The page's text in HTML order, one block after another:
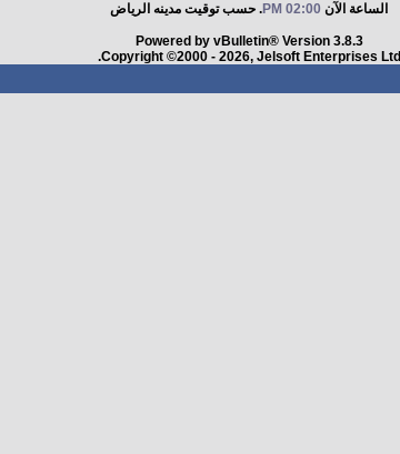
الساعة الآن 02:00 PM . حسب توقيت مدينه الرياض
Powered by vBulletin® Version 3.8.3
Copyright ©2000 - 2026, Jelsoft Enterprises Ltd.